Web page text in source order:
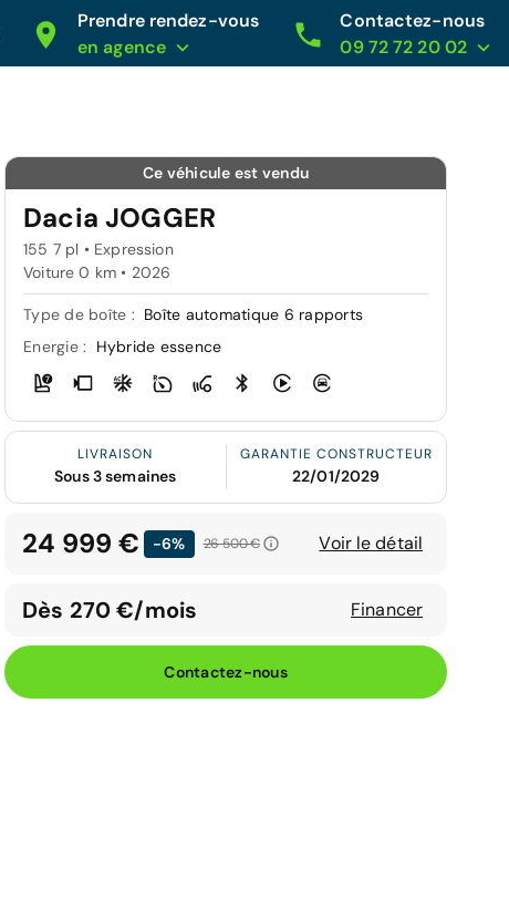
Prendre rendez-vous
en agence
Contactez-nous
09 72 72 20 02
Ce véhicule est vendu
Dacia JOGGER
155 7 pl • Expression
Voiture 0 km • 2026
Type de boîte : Boîte automatique 6 rapports
Energie :
Hybride essence
LIVRAISON
Sous 3 semaines
GARANTIE CONSTRUCTEUR
22/01/2029
24 999 € -6% 26 500 € Voir le détail
Dès 270 €/mois Financer
Contactez-nous